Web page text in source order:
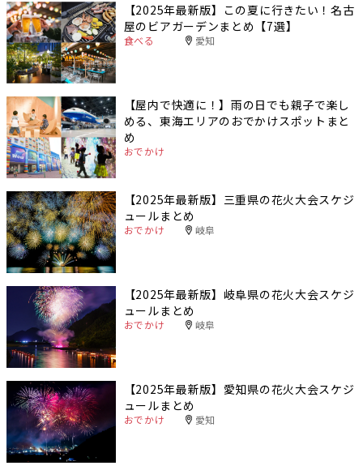
【2025年最新版】この夏に行きたい！名古
屋のビアガーデンまとめ【7選】
食べる 愛知
【屋内で快適に！】雨の日でも親子で楽し
める、東海エリアのおでかけスポットまと
め
おでかけ
【2025年最新版】三重県の花火大会スケジ
ュールまとめ
おでかけ 岐阜
【2025年最新版】岐阜県の花火大会スケジ
ュールまとめ
おでかけ 岐阜
【2025年最新版】愛知県の花火大会スケジ
ュールまとめ
おでかけ 愛知